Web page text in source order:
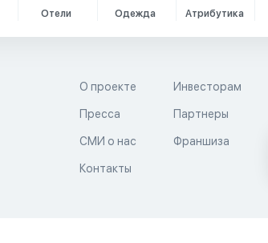
Отели Одежда Атрибутика
О проекте
Пресса
СМИ о нас
Контакты
Инвесторам
Партнеры
Франшиза